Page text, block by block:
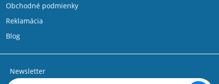
Obchodné podmienky
Reklamácia
Blog
Newsletter